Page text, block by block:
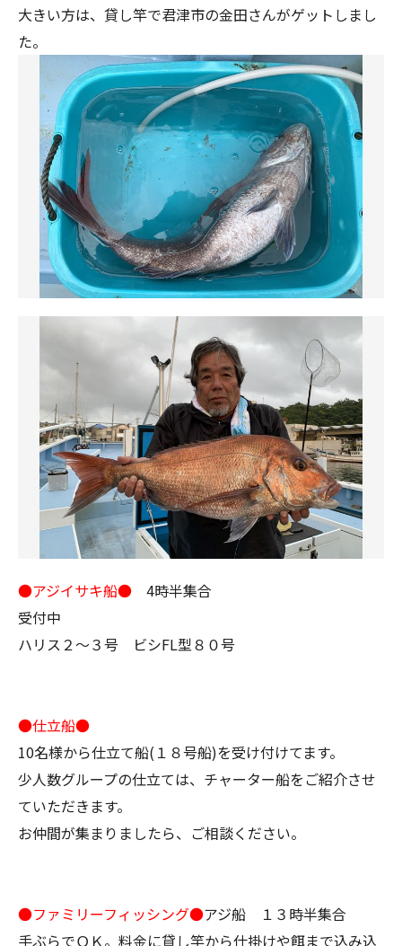
大きい方は、貸し竿で君津市の金田さんがゲットしまし
た。
●アジイサキ船● 4時半集合
受付中
ハリス２～３号 ビシFL型８０号
●仕立船●
10名様から仕立て船(１８号船)を受け付けてます。
少人数グループの仕立ては、チャーター船をご紹介させ
ていただきます。
お仲間が集まりましたら、ご相談ください。
●ファミリーフィッシング●アジ船 １３時半集合
手ぶらでＯＫ。料金に貸し竿から仕掛けや餌まで込み込